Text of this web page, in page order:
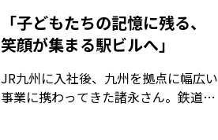
「子どもたちの記憶に残る、
笑顔が集まる駅ビルへ」
JR九州に入社後、九州を拠点に幅広い
事業に携わってきた諸永さん。鉄道に